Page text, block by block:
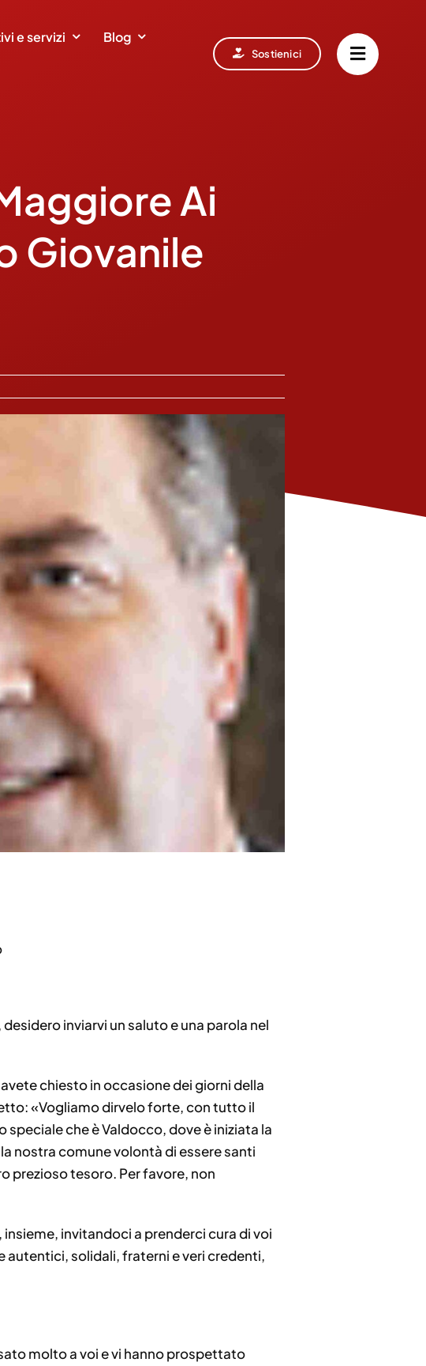
e servizi
Blog
Sostienici
Ai
Giovanile
inviarvi un saluto e una parola nel
chiesto in occasione dei giorni della
«Vogliamo dirvelo forte, con tutto il
che è Valdocco, dove è iniziata la
nostra comune volontà di essere santi
prezioso tesoro. Per favore, non
invitandoci a prenderci cura di voi
autentici, solidali, fraterni e veri credenti,
molto a voi e vi hanno prospettato